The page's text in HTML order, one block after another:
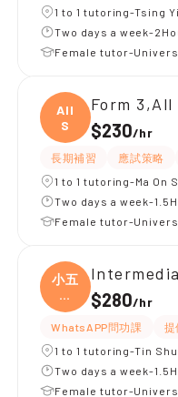
1 to 1 tutoring-Tsing Yi
Two days a week-
Female tutor-
All
S
Form 3,All
$230/hr
長期補習 應試策略
1 to 1 tutoring-Ma On
Two days a week-
Female tutor-
小五
英
文/
$280/hr
WhatsAPP問功課 提
1 to 1 tutoring-Tin
Two days a week-
Female tutor-